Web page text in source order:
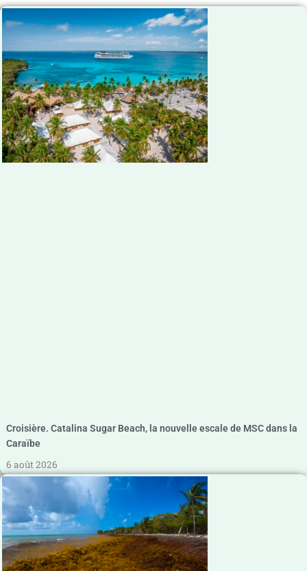
Croisière. Catalina Sugar Beach, la nouvelle escale de MSC dans la
Caraïbe
6 août 2026